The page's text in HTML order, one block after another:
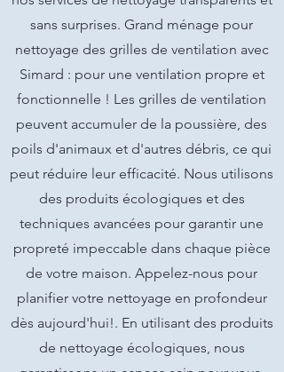
sans surprises. Grand ménage pour
nettoyage des grilles de ventilation avec
Simard : pour une ventilation propre et
fonctionnelle ! Les grilles de ventilation
peuvent accumuler de la poussière, des
poils d'animaux et d'autres débris, ce qui
peut réduire leur efficacité. Nous utilisons
des produits écologiques et des
techniques avancées pour garantir une
propreté impeccable dans chaque pièce
de votre maison. Appelez-nous pour
planifier votre nettoyage en profondeur
dès aujourd'hui!. En utilisant des produits
de nettoyage écologiques, nous